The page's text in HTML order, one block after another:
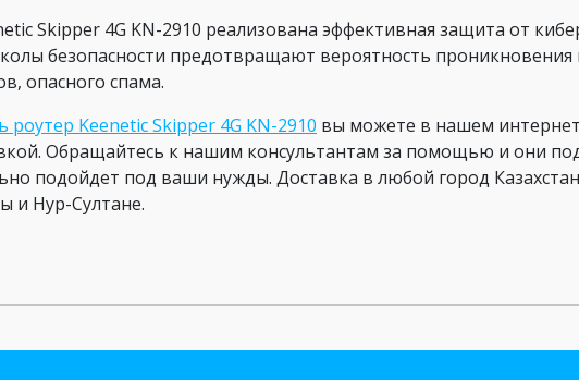
Skipper 4G KN-2910 реализована эффективная защита от
безопасности предотвращают вероятность
опасного спама.
роутер Keenetic Skipper 4G KN-2910 вы можете в нашем
Обращайтесь к нашим консультантам за помощью и они
подойдет под ваши нужды. Доставка в любой город
и Нур-Султане.